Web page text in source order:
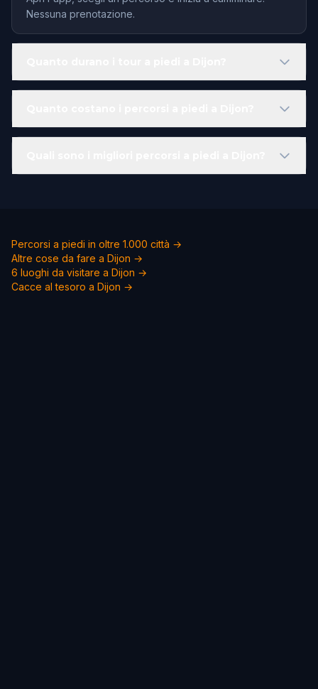
Nessuna prenotazione.
Percorsi a piedi in oltre 1.000 città →
Altre cose da fare a Dijon →
6 luoghi da visitare a Dijon →
Cacce al tesoro a Dijon →